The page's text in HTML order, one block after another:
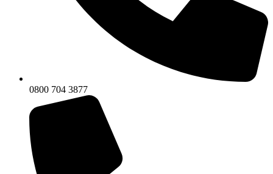
0800 704 3877